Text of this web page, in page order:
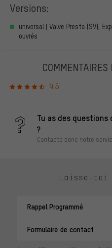
Versions:
universal | Valve Presta (SV),
ouvrés
4.5
Tu as des
?
Contacte donc notre
Laisse-
Rappel Programmé
Formulaire de contact